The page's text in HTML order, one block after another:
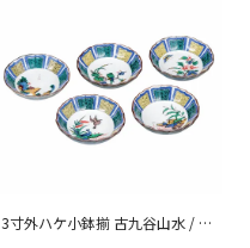
3寸外ハケ小鉢揃 古九谷山水 / 美